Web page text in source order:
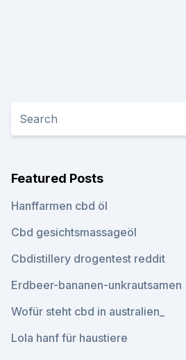
Featured Posts
Hanffarmen cbd öl
Cbd gesichtsmassageöl
Cbdistillery drogentest reddit
Erdbeer-bananen-unkrautsamen
Wofür steht cbd in australien_
Lola hanf für haustiere